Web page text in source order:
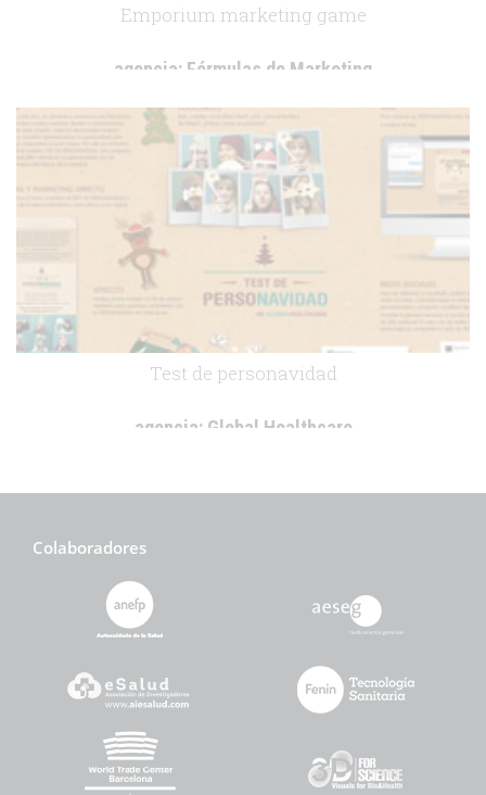
Emporium marketing game
agencia: Fórmulas de Marketing
Test de personavidad
agencia:Global Healthcare
Colaboradores